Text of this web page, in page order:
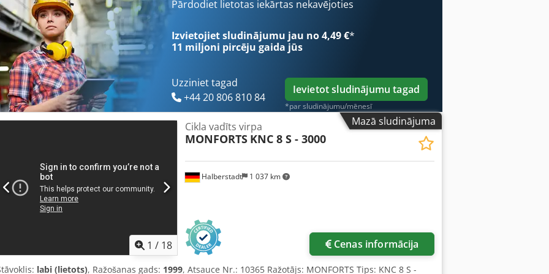
Pārdodiet lietotas iekārtas nekavējoties
Izvietojiet sludinājumu jau no 4,49 €*
11 miljoni pircēju gaida jūs
Uzziniet tagad
+44 20 806 810 84
Ievietot sludinājumu tagad
*par sludinājumu/mēnesī
Mazā sludinājuma
1 / 18
Halberstadt 1 037 km
Cikla vadīts virpa
MONFORTS KNC 8 S - 3000
Cenas informācija
labi (lietots), Ražošanas gads: 1999, Atsauce Nr.: 10365 Ražotājs: MONFORTS Tips: KNC 8 S -